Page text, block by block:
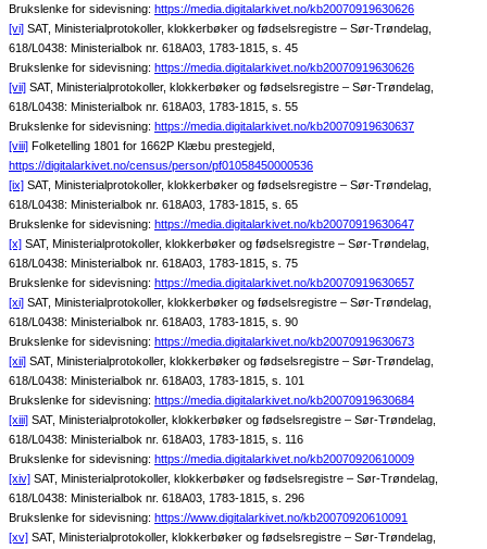
Brukslenke for sidevisning: https://media.digitalarkivet.no/kb20070919630626
[vi] SAT, Ministerialprotokoller, klokkerbøker og fødselsregistre – Sør-Trøndelag,
618/L0438: Ministerialbok nr. 618A03, 1783-1815, s. 45
Brukslenke for sidevisning: https://media.digitalarkivet.no/kb20070919630626
[vii] SAT, Ministerialprotokoller, klokkerbøker og fødselsregistre – Sør-Trøndelag,
618/L0438: Ministerialbok nr. 618A03, 1783-1815, s. 55
Brukslenke for sidevisning: https://media.digitalarkivet.no/kb20070919630637
[viii] Folketelling 1801 for 1662P Klæbu prestegjeld,
https://digitalarkivet.no/census/person/pf01058450000536
[ix] SAT, Ministerialprotokoller, klokkerbøker og fødselsregistre – Sør-Trøndelag,
618/L0438: Ministerialbok nr. 618A03, 1783-1815, s. 65
Brukslenke for sidevisning: https://media.digitalarkivet.no/kb20070919630647
[x] SAT, Ministerialprotokoller, klokkerbøker og fødselsregistre – Sør-Trøndelag,
618/L0438: Ministerialbok nr. 618A03, 1783-1815, s. 75
Brukslenke for sidevisning: https://media.digitalarkivet.no/kb20070919630657
[xi] SAT, Ministerialprotokoller, klokkerbøker og fødselsregistre – Sør-Trøndelag,
618/L0438: Ministerialbok nr. 618A03, 1783-1815, s. 90
Brukslenke for sidevisning: https://media.digitalarkivet.no/kb20070919630673
[xii] SAT, Ministerialprotokoller, klokkerbøker og fødselsregistre – Sør-Trøndelag,
618/L0438: Ministerialbok nr. 618A03, 1783-1815, s. 101
Brukslenke for sidevisning: https://media.digitalarkivet.no/kb20070919630684
[xiii] SAT, Ministerialprotokoller, klokkerbøker og fødselsregistre – Sør-Trøndelag,
618/L0438: Ministerialbok nr. 618A03, 1783-1815, s. 116
Brukslenke for sidevisning: https://media.digitalarkivet.no/kb20070920610009
[xiv] SAT, Ministerialprotokoller, klokkerbøker og fødselsregistre – Sør-Trøndelag,
618/L0438: Ministerialbok nr. 618A03, 1783-1815, s. 296
Brukslenke for sidevisning: https://www.digitalarkivet.no/kb20070920610091
[xv] SAT, Ministerialprotokoller, klokkerbøker og fødselsregistre – Sør-Trøndelag,